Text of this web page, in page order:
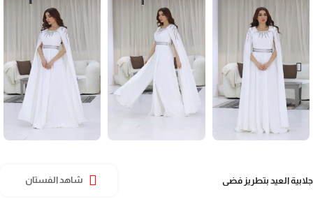
العيد بتطريز فضي شاهد الفستان